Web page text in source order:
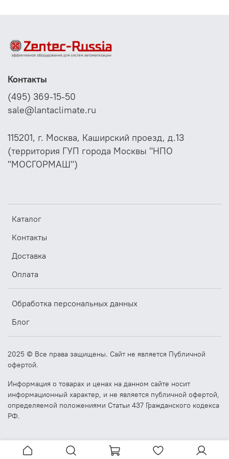
стену
Каталог
Контакты
Доставка
Оплата
Обработка персональных данных
Блог
Контакты
(495) 369-15-50
sale@lantaclimate.ru
115201, г. Москва, Каширский проезд, д.13
(территория ГУП города Москвы "НПО
"МОСГОРМАШ")
2025 © Все права защищены. Сайт не является Публичной
офертой.
Информация о товарах и ценах на данном сайте носит
информационный характер, и не является публичной офертой,
определяемой положениями Статьи 437 Гражданского кодекса
РФ.